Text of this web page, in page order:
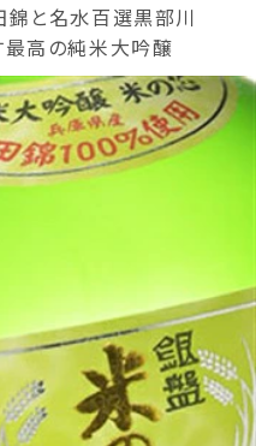
と名水百選黒部川
高の純米大吟醸